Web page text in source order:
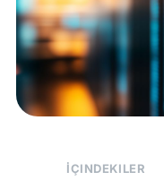
İÇINDEKILER